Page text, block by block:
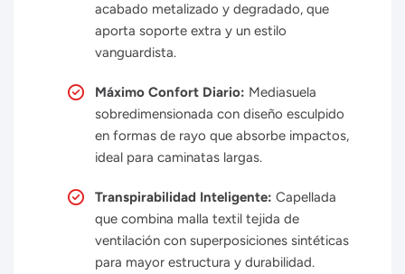
acabado metalizado y degradado, que
aporta soporte extra y un estilo
vanguardista.
Máximo Confort Diario: Mediasuela
sobredimensionada con diseño esculpido
en formas de rayo que absorbe impactos,
ideal para caminatas largas.
Transpirabilidad Inteligente: Capellada
que combina malla textil tejida de
ventilación con superposiciones sintéticas
para mayor estructura y durabilidad.